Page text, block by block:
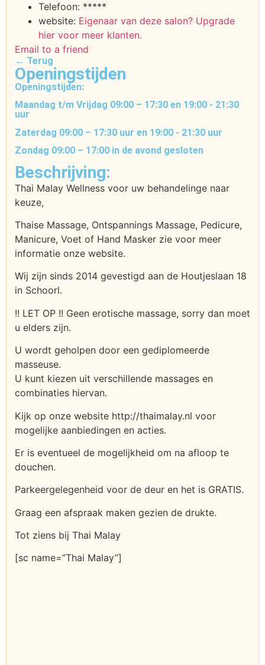
Telefoon: *****
website: Eigenaar van deze salon? Upgrade
hier voor meer klanten.
Email to a friend
← Terug
Openingstijden
Openingstijden:
Maandag t/m Vrijdag 09:00 – 17:30 en 19:00 - 21:30
uur
Zaterdag 09:00 – 17:30 uur en 19:00 - 21:30 uur
Zondag 09:00 – 17:00 in de avond gesloten
Beschrijving:
Thai Malay Wellness voor uw behandelinge naar
keuze,
Thaise Massage, Ontspannings Massage, Pedicure,
Manicure, Voet of Hand Masker zie voor meer
informatie onze website.
Wij zijn sinds 2014 gevestigd aan de Houtjeslaan 18
in Schoorl.
!! LET OP !! Geen erotische massage, sorry dan moet
u elders zijn.
U wordt geholpen door een gediplomeerde
masseuse.
U kunt kiezen uit verschillende massages en
combinaties hiervan.
Kijk op onze website http://thaimalay.nl voor
mogelijke aanbiedingen en acties.
Er is eventueel de mogelijkheid om na afloop te
douchen.
Parkeergelegenheid voor de deur en het is GRATIS.
Graag een afspraak maken gezien de drukte.
Tot ziens bij Thai Malay
[sc name=”Thai Malay”]